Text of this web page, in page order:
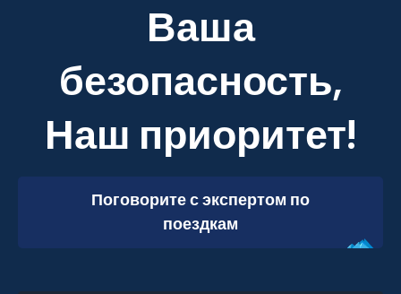
Ваша
безопасность,
Наш приоритет!
Поговорите с экспертом по
поездкам